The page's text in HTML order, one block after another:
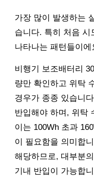
가장 많이 발생하는
습니다. 특히 처음 시
나타나는 패턴들이에
비행기 보조배터리
량만 확인하고 위탁
경우가 종종 있습니
반입해야 하며, 위탁
이는 100Wh 초과
이 필요함을 의미합
해당하므로, 대부분
기내 반입이 가능합